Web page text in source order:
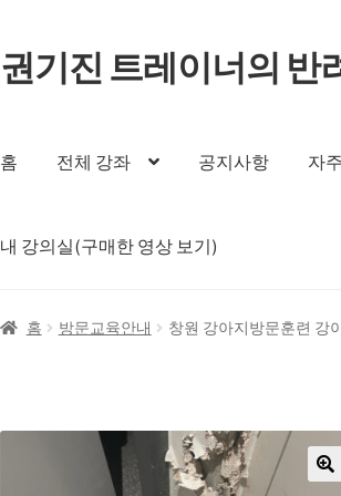
권기진 트레이너의 반
홈 전체 강좌 공지사항 자
내 강의실(구매한 영상 보기)
홈 방문교육안내 창원 강아지방문훈련 강